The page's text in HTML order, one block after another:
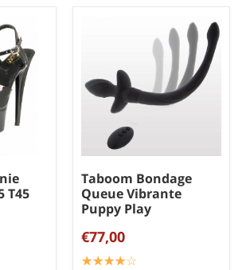
T45
Taboom Bondage
Queue Vibrante
Puppy Play
€77,00
☆☆☆☆☆
★★★★★